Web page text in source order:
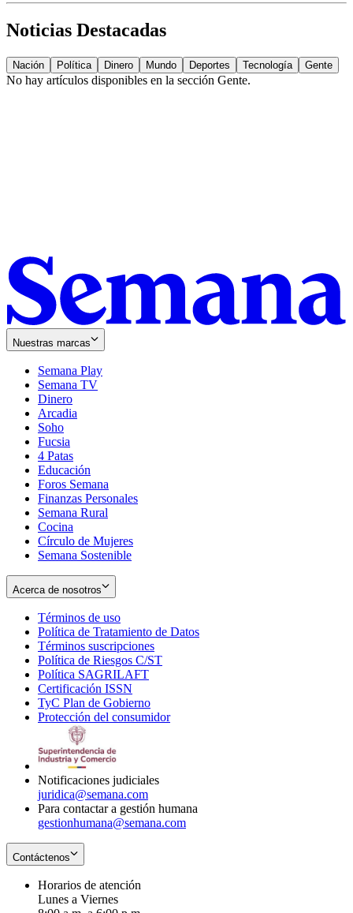
Noticias Destacadas
Nación Política Dinero Mundo Deportes Tecnología Gente
No hay artículos disponibles en la sección Gente.
Nuestras marcas
Semana Play
Semana TV
Dinero
Arcadia
Soho
in
new
window
Fucsia
in
new
window
4 Patas
Educación
Foros Semana
Finanzas Personales
Semana Rural
Cocina
Círculo de Mujeres
Semana Sostenible
Acerca de nosotros
Términos de uso
in
new
window
Política de Tratamiento de Datos
Términos suscripciones
in
Política de Riesgos C/ST
Política SAGRILAFT
new
window
Certificación ISSN
in
new
TyC Plan de Gobierno
in
Protección del consumidorOpens
Notificaciones judiciales
juridica@semana.com
Para contactar a gestión humana
gestionhumana@semana.com
Contáctenos
Horarios de atención
Lunes a Viernes